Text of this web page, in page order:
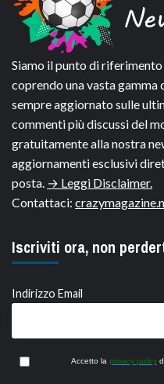
Siamo il punto di
coprendo una vasta gamma
sempre aggiornato sulle
commenti più discussi del
gratuitamente alla nostra
aggiornamenti esclusivi
posta. → Leggi Disclaimer.
Contattaci:
Iscriviti ora, non
Indirizzo Email
Accetto la privacy policy